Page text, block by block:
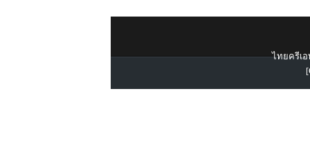
ไทยครีเอ
[